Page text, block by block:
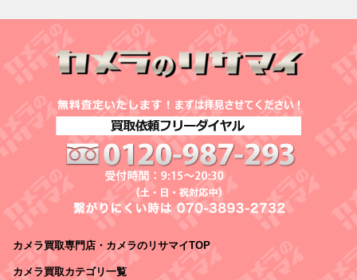
カメラ買取専門店・カメラのリサマイTOP
カメラ買取カテゴリ一覧